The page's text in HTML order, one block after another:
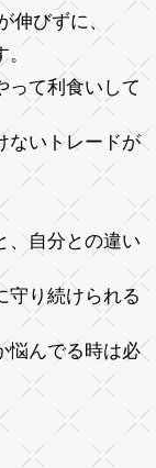
びずに、
て利食いして
ないトレードが
、自分との違い
守り続けられる
悩んでる時は必